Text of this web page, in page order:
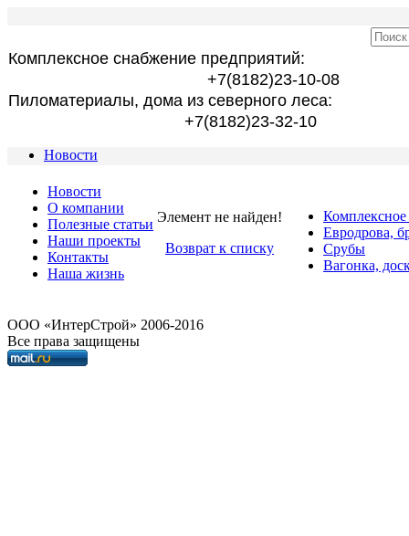
Комплексное снабжение предприятий:
+7(8182)23-10-08
Пиломатериалы, дома из северного леса:
+7(8182)23-32-10
Новости
Новости
О компании
Полезные статьи
Наши проекты
Контакты
Наша жизнь
Элемент не найден!
Возврат к списку
Евродрова,
Срубы
Вагонка,
OOO «ИнтерСтрой» 2006-2016
Все права защищены